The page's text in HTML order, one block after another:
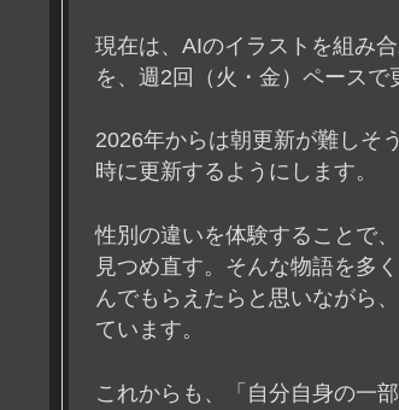
現在は、AIのイラストを組み
を、週2回（火・金）ペースで
2026年からは朝更新が難しそ
時に更新するようにします。
性別の違いを体験することで
見つめ直す。そんな物語を多
んでもらえたらと思いながら
ています。
これからも、「自分自身の一